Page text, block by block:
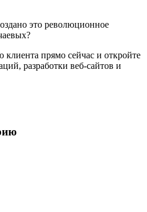
это революционное
прямо сейчас и откройте
разработки веб-сайтов и